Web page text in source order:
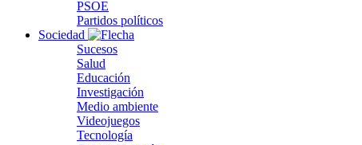
PSOE
Partidos políticos
Sociedad
Sucesos
Salud
Educación
Investigación
Medio ambiente
Videojuegos
Tecnología